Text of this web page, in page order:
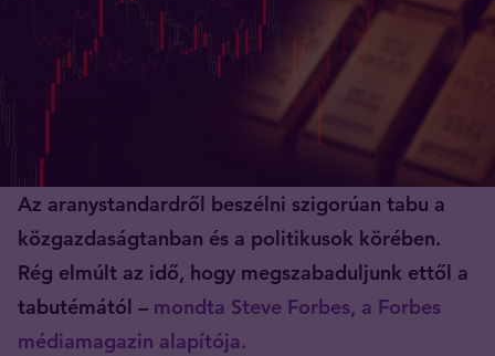
Az aranystandardről beszélni szigorúan tabu a
közgazdaságtanban és a politikusok körében.
Rég elmúlt az idő, hogy megszabaduljunk ettől a
tabutémától – mondta Steve Forbes, a Forbes
médiamagazin alapítója.